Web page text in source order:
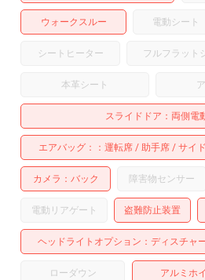
ウォークスルー 電動シート
シートヒーター フルフラット
本革シート
スライドドア 両側電
エアバッグ： 運転席 助手席 サイド
カメラ バック 障害物センサー
電動リアゲート 盗難防止装置
ヘッドライトオプション ディスチャ
ローダウン アルミホ